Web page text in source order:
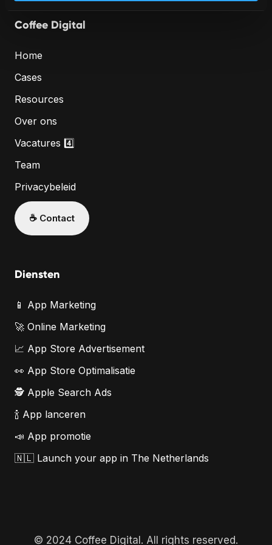
Coffee Digital
Home
Cases
Resources
Over ons
Vacatures 4️⃣
Team
Privacybeleid
☕️ Contact
Diensten
📱 App Marketing
🚀 Online Marketing
📈 App Store Advertisement
👀 App Store Optimalisatie
🕵️ Apple Search Ads
🍾 App lanceren
📣 App promotie
🇳🇱 Launch your app in The Netherlands
© 2024 Coffee Digital. All rights reserved.